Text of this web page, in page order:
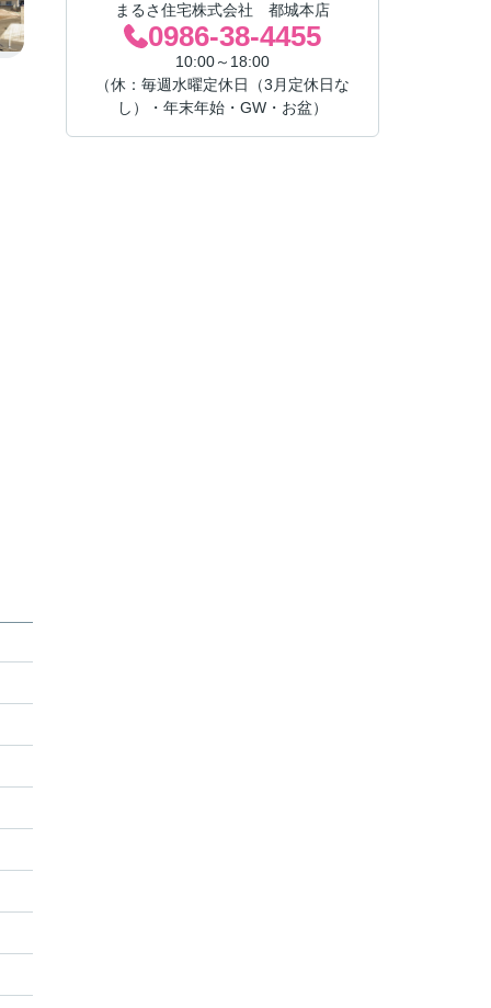
まるさ住宅株式会社 都城本店
0986-38-4455
10:00～18:00
（休：毎週水曜定休日（3月定休日な
し）・年末年始・GW・お盆）